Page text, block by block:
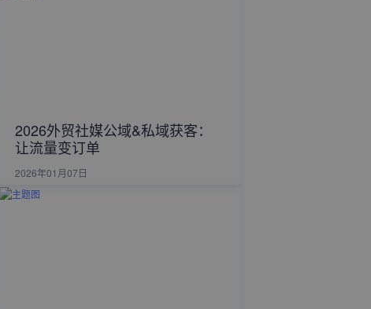
2026外贸社媒公域&私域获客：
让流量变订单
2026年01月07日